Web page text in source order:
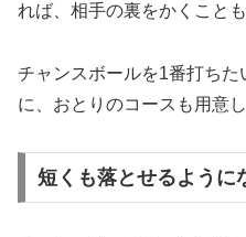
れば、相手の裏をかくことも
チャンスボールを1番打ちた
に、おとりのコースも用意
短くも落とせるように